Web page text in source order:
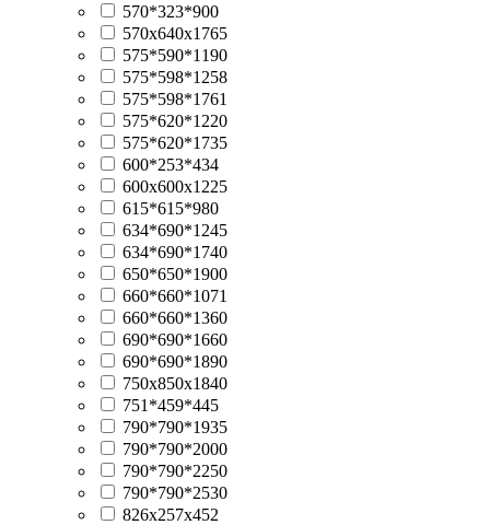
570*323*900
570х640х1765
575*590*1190
575*598*1258
575*598*1761
575*620*1220
575*620*1735
600*253*434
600х600х1225
615*615*980
634*690*1245
634*690*1740
650*650*1900
660*660*1071
660*660*1360
690*690*1660
690*690*1890
750х850х1840
751*459*445
790*790*1935
790*790*2000
790*790*2250
790*790*2530
826х257х452